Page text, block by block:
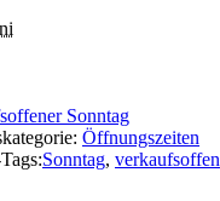
Sonntag
Öffnungszeiten
Sonntag, verkaufsoffen